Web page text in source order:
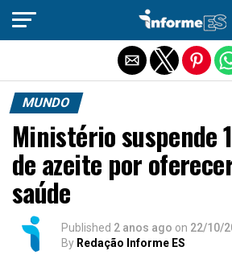
MUNDO
Ministério suspende
de azeite por
saúde
Published 2 anos ago on 22/10/
By Redação Informe ES
Sair da versão